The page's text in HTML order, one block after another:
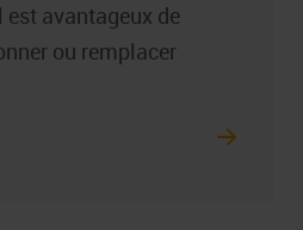
est avantageux de
ou remplacer